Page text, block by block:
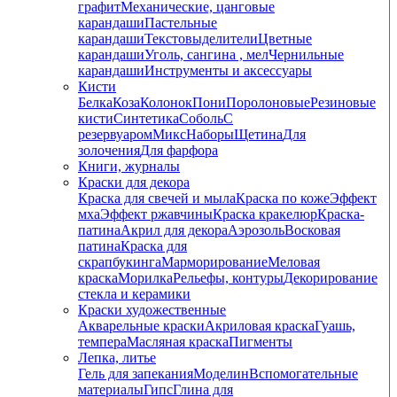
графитМеханические, цанговые
карандашиПастельные
карандашиТекстовыделителиЦветные
карандашиУголь, сангина , мелЧернильные
карандашиИнструменты и аксессуары
Кисти
БелкаКозаКолонокПониПоролоновыеРезиновые
кистиСинтетикаСобольС
резервуаромМиксНаборыЩетинаДля
золоченияДля фарфора
Книги, журналы
Краски для декора
Краска для свечей и мылаКраска по кожеЭффект
мхаЭффект ржавчиныКраска кракелюрКраска-
патинаАкрил для декораАэрозольВосковая
патинаКраска для
скрапбукингаМарморированиеМеловая
краскаМорилкаРельефы, контурыДекорирование
стекла и керамики
Краски художественные
Акварельные краскиАкриловая краскаГуашь,
темпераМасляная краскаПигменты
Лепка, литье
Гель для запеканияМоделинВспомогательные
материалыГипсГлина для